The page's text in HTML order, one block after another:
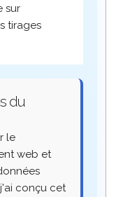
sur
tirages
du
le
web et
conçu cet